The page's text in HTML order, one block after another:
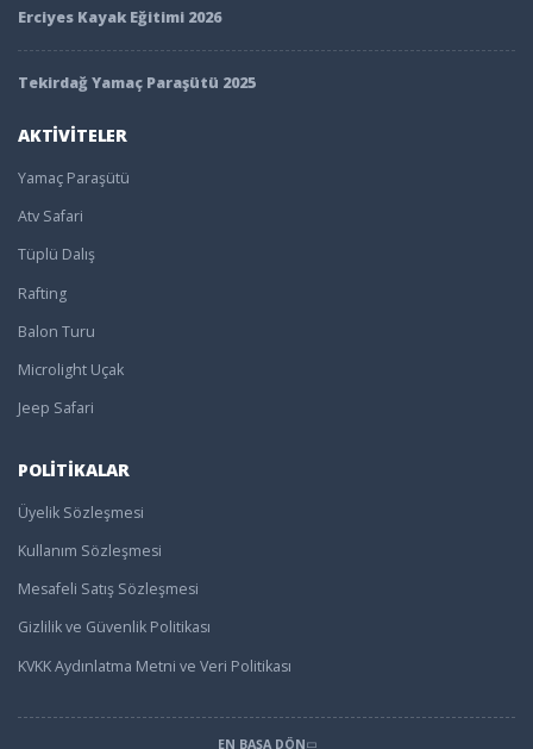
Erciyes Kayak Eğitimi 2026
Tekirdağ Yamaç Paraşütü 2025
AKTİVİTELER
Yamaç Paraşütü
Atv Safari
Tüplü Dalış
Rafting
Balon Turu
Microlight Uçak
Jeep Safari
POLİTİKALAR
Üyelik Sözleşmesi
Kullanım Sözleşmesi
Mesafeli Satış Sözleşmesi
Gizlilik ve Güvenlik Politikası
KVKK Aydınlatma Metni ve Veri Politikası
EN BAŞA DÖN